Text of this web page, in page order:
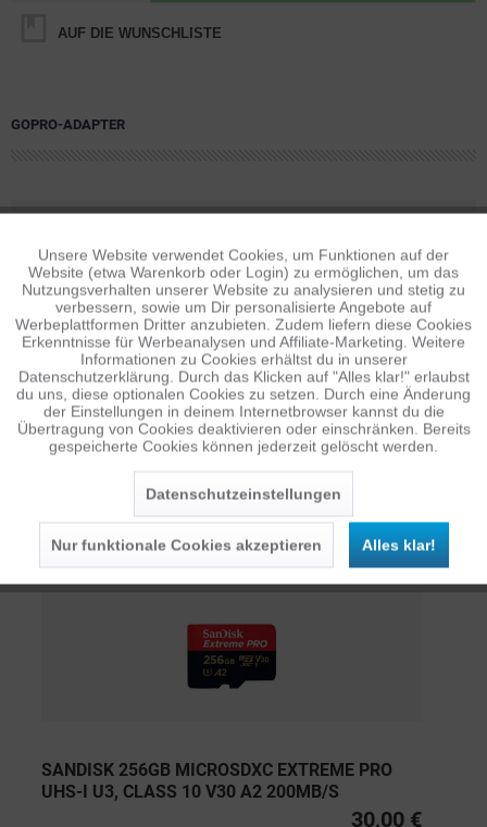
AUF DIE WUNSCHLISTE
GOPRO-ADAPTER
Features CNC gefräst aus Aluminium Integrierte
Schwingungsdämpfung Schwenk- und drehbarer...mehr
BEWERTUNGEN
0
Bewertungen lesen, schreiben und diskutieren... mehr
ÄHNLICHE ARTIKEL
Diese Artikel sind dem Produkt ähnlich ...mehr
SANDISK 256GB MICROSDXC EXTREME PRO
UHS-I U3, CLASS 10 V30 A2 200MB/S
30,00 €
Funktionale Aktiv
Tracking Inaktiv
Personalisierung Inaktiv
Service Inaktiv
Unsere Website verwendet Cookies, um Funktionen auf der
Website (etwa Warenkorb oder Login) zu ermöglichen, um das
Nutzungsverhalten unserer Website zu analysieren und stetig zu
verbessern, sowie um Dir personalisierte Angebote auf
Werbeplattformen Dritter anzubieten. Zudem liefern diese Cookies
Erkenntnisse für Werbeanalysen und Affiliate-Marketing. Weitere
Informationen zu Cookies erhältst du in unserer
Datenschutzerklärung. Durch das Klicken auf "Alles klar!" erlaubst
du uns, diese optionalen Cookies zu setzen. Durch eine Änderung
der Einstellungen in deinem Internetbrowser kannst du die
Übertragung von Cookies deaktivieren oder einschränken. Bereits
gespeicherte Cookies können jederzeit gelöscht werden.
Datenschutzeinstellungen
Nur funktionale Cookies akzeptieren Alles klar!